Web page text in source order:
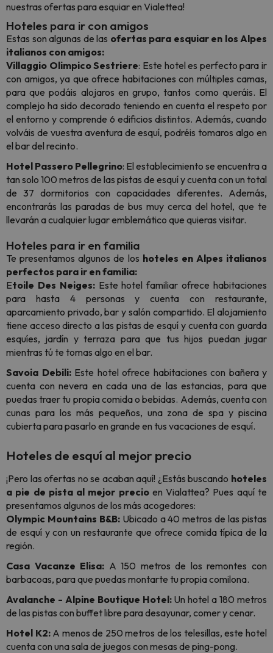
nuestras ofertas para esquiar en Vialettea!
Hoteles para ir con amigos
Estas son algunas de las ofertas para esquiar en los Alpes
italianos con amigos:
Villaggio Olimpico Sestriere: Este hotel es perfecto para ir
con amigos, ya que ofrece habitaciones con múltiples camas,
para que podáis alojaros en grupo, tantos como queráis. El
complejo ha sido decorado teniendo en cuenta el respeto por
el entorno y comprende 6 edificios distintos. Además, cuando
volváis de vuestra aventura de esquí, podréis tomaros algo en
el bar del recinto.
Hotel Passero Pellegrino: El establecimiento se encuentra a
tan solo 100 metros de las pistas de esquí y cuenta con un total
de 37 dormitorios con capacidades diferentes. Además,
encontrarás las paradas de bus muy cerca del hotel, que te
llevarán a cualquier lugar emblemático que quieras visitar.
Hoteles para ir en familia
Te presentamos algunos de los hoteles en Alpes italianos
perfectos para ir en familia:
Etoile Des Neiges: Este hotel familiar ofrece habitaciones
para hasta 4 personas y cuenta con restaurante,
aparcamiento privado, bar y salón compartido. El alojamiento
tiene acceso directo a las pistas de esquí y cuenta con guarda
esquíes, jardín y terraza para que tus hijos puedan jugar
mientras tú te tomas algo en el bar.
Savoia Debili: Este hotel ofrece habitaciones con bañera y
cuenta con nevera en cada una de las estancias, para que
puedas traer tu propia comida o bebidas. Además, cuenta con
cunas para los más pequeños, una zona de spa y piscina
cubierta para pasarlo en grande en tus vacaciones de esquí.
Hoteles de esquí al mejor precio
¡Pero las ofertas no se acaban aquí! ¿Estás buscando hoteles
a pie de pista al mejor precioen Vialattea? Pues aquí te
presentamos algunos de los más acogedores:
Olympic Mountains B&B:Ubicado a 40 metros de las pistas
de esquí y con un restaurante que ofrece comida típica de la
región.
Casa Vacanze Elisa: A 150 metros de los remontes con
barbacoas, para que puedas montarte tu propia comilona.
Avalanche - Alpine Boutique Hotel: Un hotel a 180 metros
de las pistas con buffet libre para desayunar, comer y cenar.
Hotel K2:A menos de 250 metros de los telesillas, este hotel
cuenta con una sala de juegos con mesas de ping-pong.